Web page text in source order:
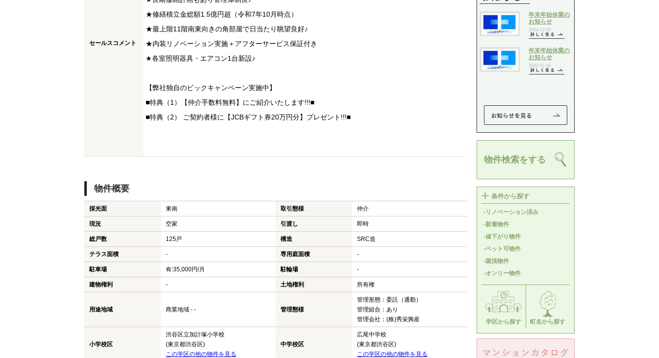
セールスコメント
★修繕積立金総額1.5億円超（令和7年10月時点）
★最上階11階南東向きの角部屋で日当たり眺望良好♪
★内装リノベーション実施＋アフターサービス保証付き
★各室照明器具・エアコン1台新設♪
【弊社独自のビックキャンペーン実施中】
■特典（1）【仲介手数料無料】にご紹介いたします!!!■
■特典（2） ご契約者様に【JCBギフト券20万円分】プレゼント!!!■
物件概要
採光面 東南 取引態様 仲介
現況 空家 引渡し 即時
総戸数 125戸 構造 SRC造
テラス面積 - 専用庭面積 -
駐車場 有:35,000円/月 駐輪場 -
建物権利 - 土地権利 所有権
用途地域 商業地域 - - 管理態様
管理形態：委託（通勤）
管理組合：あり
管理会社：(株)秀栄興産
小学校区
渋谷区立加計塚小学校
(東京都渋谷区)
この学区の他の物件を見る
中学校区
広尾中学校
(東京都渋谷区)
この学区の他の物件を見る
物件検索をする
条件から探す
-リノベーション済み
-新着物件
-値下がり物件
-ペット可物件
-築浅物件
-オンリー物件
学区から探す 町名から探す